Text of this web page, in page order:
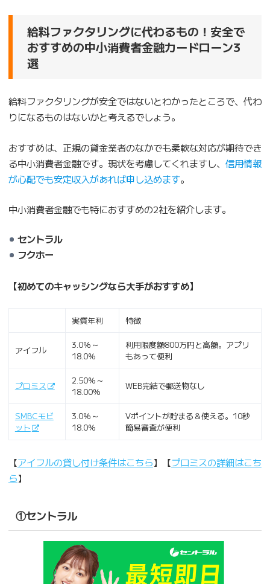
給料ファクタリングに代わるもの！安全で
おすすめの中小消費者金融カードローン3
選
給料ファクタリングが安全ではないとわかったところで、代わ
りになるものはないかと考えるでしょう。
おすすめは、正規の貸金業者のなかでも柔軟な対応が期待でき
る中小消費者金融です。現状を考慮してくれますし、 信用情報
が心配でも安定収入があれば申し込めます。
中小消費者金融でも特におすすめの2社を紹介します。
セントラル
フクホー
【初めてのキャッシングなら大手がおすすめ】
実質年利 特徴
アイフル
3.0％～
18.0％
利用限度額800万円と高額。アプリ
もあって便利
プロミス
2.50％～
18.00％
WEB完結で郵送物なし
SMBCモビ
ット
3.0％～
18.0％
Vポイントが貯まる＆使える。10秒
簡易審査が便利
【アイフルの貸し付け条件はこちら】【プロミスの詳細はこち
ら】
①セントラル